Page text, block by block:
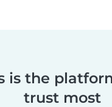
is the
trust most